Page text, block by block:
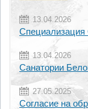
13.04.2026
Специализация
13.04.2026
Санатории
27.05.2025
Согласие на